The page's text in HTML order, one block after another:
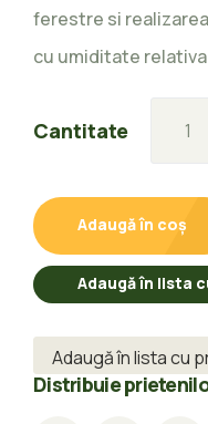
ferestre si
cu umiditate
Cantitate
Adaugă în coș
Adaugă în lista
Adaugă în lista cu
Distribuie